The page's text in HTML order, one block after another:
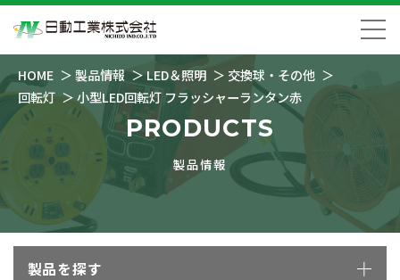
HOME 製品情報 LED＆照明
交換球・その他
回転灯
小型LED回転灯 フラッシャーランタン赤
PRODUCTS
製品情報
製品を探す